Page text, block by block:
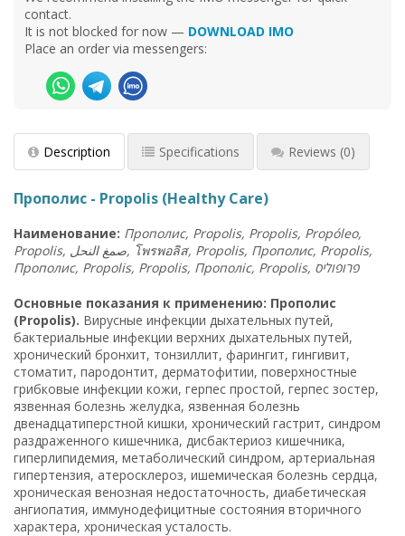
contact.
It is not blocked for now — DOWNLOAD IMO
Place an order via messengers:
Description Specifications Reviews (0)
Прополис - Propolis (Healthy Care)
Наименование: Прополис, Propolis, Propolis, Propóleo,
Propolis, صمغ النحل, โพรพอลิส, Propolis, Прополис, Propolis,
Прополис, Propolis, Propolis, Прополіс, Propolis, פרופוליס
Основные показания к применению: Прополис
(Propolis). Вирусные инфекции дыхательных путей,
бактериальные инфекции верхних дыхательных путей,
хронический бронхит, тонзиллит, фарингит, гингивит,
стоматит, пародонтит, дерматофитии, поверхностные
грибковые инфекции кожи, герпес простой, герпес зостер,
язвенная болезнь желудка, язвенная болезнь
двенадцатиперстной кишки, хронический гастрит, синдром
раздраженного кишечника, дисбактериоз кишечника,
гиперлипидемия, метаболический синдром, артериальная
гипертензия, атеросклероз, ишемическая болезнь сердца,
хроническая венозная недостаточность, диабетическая
ангиопатия, иммунодефицитные состояния вторичного
характера, хроническая усталость.